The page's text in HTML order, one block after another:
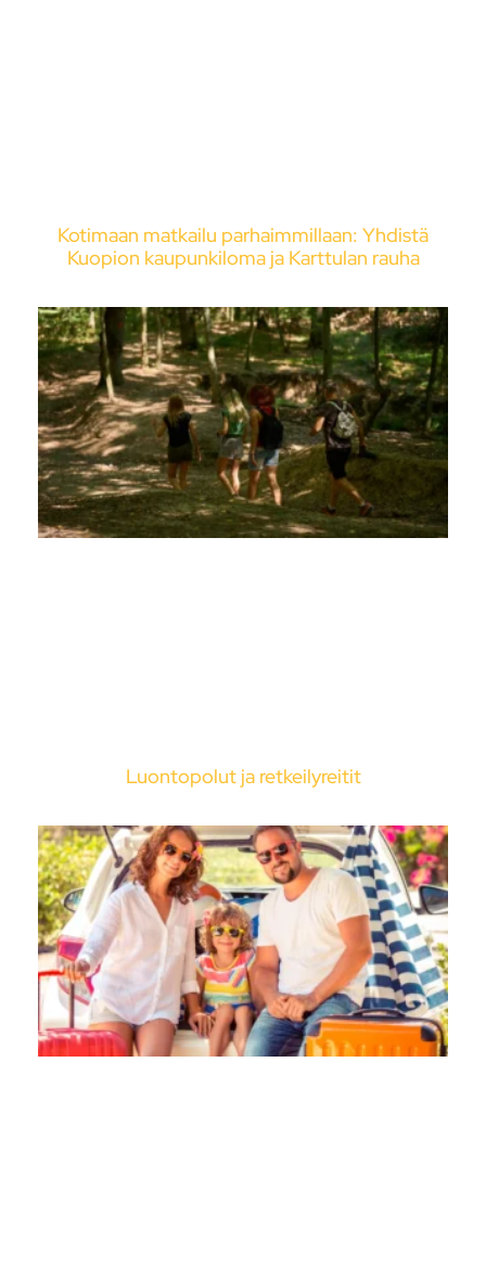
Kotimaan matkailu parhaimmillaan: Yhdistä
Kuopion kaupunkiloma ja Karttulan rauha
Luontopolut ja retkeilyreitit